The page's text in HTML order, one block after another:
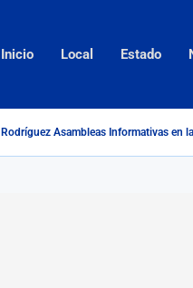
Inicio Local Estado
Asambleas Informativas en